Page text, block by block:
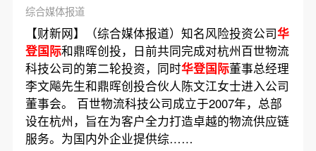
综合媒体报道
【财新网】（综合媒体报道）知名风险投资公司华
登国际和鼎晖创投，日前共同完成对杭州百世物流
科技公司的第二轮投资，同时华登国际董事总经理
李文飚先生和鼎晖创投合伙人陈文江女士进入公司
董事会。 百世物流科技公司成立于2007年，总部
设在杭州，旨在为客户全力打造卓越的物流供应链
服务。为国内外企业提供综……